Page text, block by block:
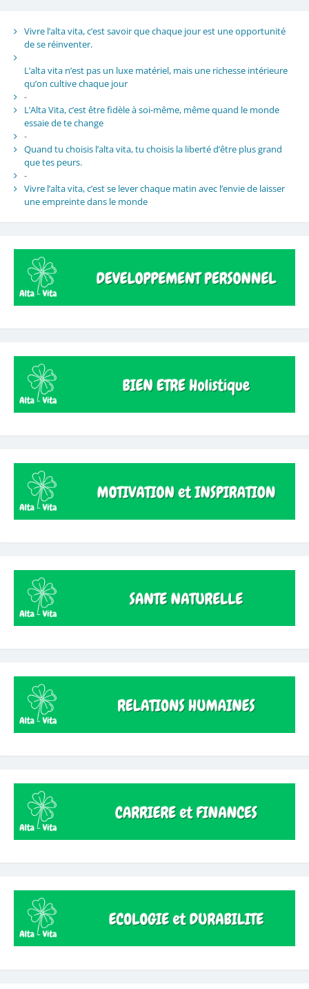
Vivre l’alta vita, c’est savoir que chaque jour est une opportunité
de se réinventer.
L’alta vita n’est pas un luxe matériel, mais une richesse intérieure
qu’on cultive chaque jour
-
L’Alta Vita, c’est être fidèle à soi-même, même quand le monde
essaie de te change
-
Quand tu choisis l’alta vita, tu choisis la liberté d’être plus grand
que tes peurs.
-
Vivre l’alta vita, c’est se lever chaque matin avec l’envie de laisser
une empreinte dans le monde